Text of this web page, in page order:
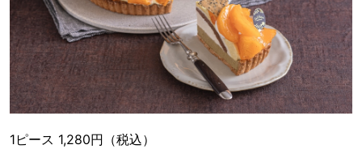
1ピース 1,280円（税込）